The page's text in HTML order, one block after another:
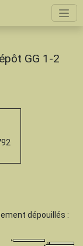
GG 1-2
dépouillés :